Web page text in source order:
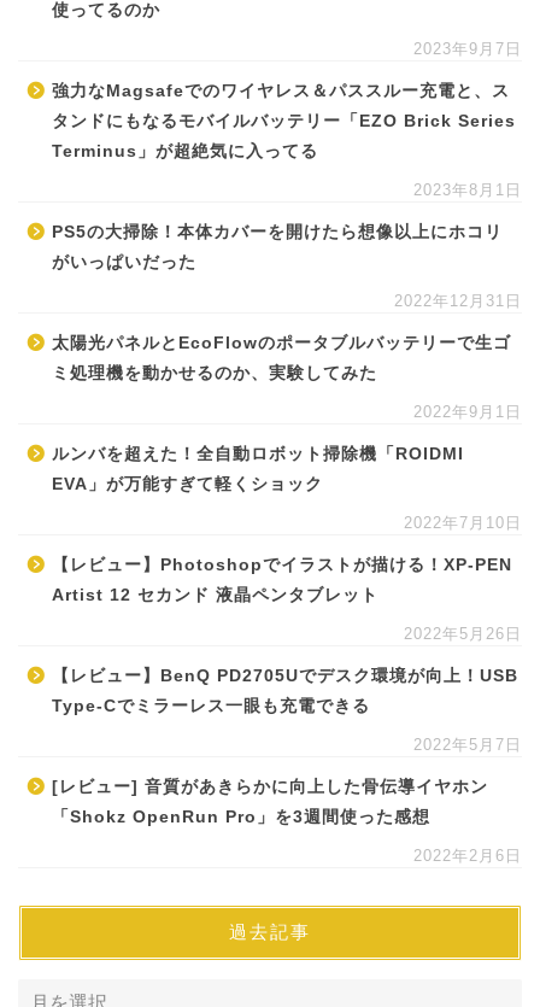
使ってるのか
2023年9月7日
強力なMagsafeでのワイヤレス＆パススルー充電と、ス
タンドにもなるモバイルバッテリー「EZO Brick Series
Terminus」が超絶気に入ってる
2023年8月1日
PS5の大掃除！本体カバーを開けたら想像以上にホコリ
がいっぱいだった
2022年12月31日
太陽光パネルとEcoFlowのポータブルバッテリーで生ゴ
ミ処理機を動かせるのか、実験してみた
2022年9月1日
ルンバを超えた！全自動ロボット掃除機「ROIDMI
EVA」が万能すぎて軽くショック
2022年7月10日
【レビュー】Photoshopでイラストが描ける！XP-PEN
Artist 12 セカンド 液晶ペンタブレット
2022年5月26日
【レビュー】BenQ PD2705Uでデスク環境が向上！USB
Type-Cでミラーレス一眼も充電できる
2022年5月7日
[レビュー] 音質があきらかに向上した骨伝導イヤホン
「Shokz OpenRun Pro」を3週間使った感想
2022年2月6日
過去記事